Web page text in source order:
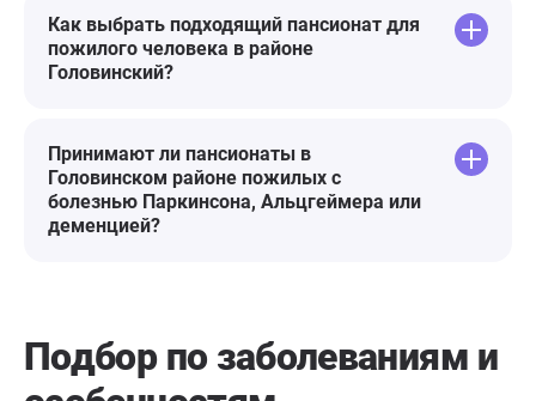
Как выбрать подходящий пансионат для
пожилого человека в районе
Головинский?
Принимают ли пансионаты в
Головинском районе пожилых с
болезнью Паркинсона, Альцгеймера или
деменцией?
Подбор по заболеваниям и